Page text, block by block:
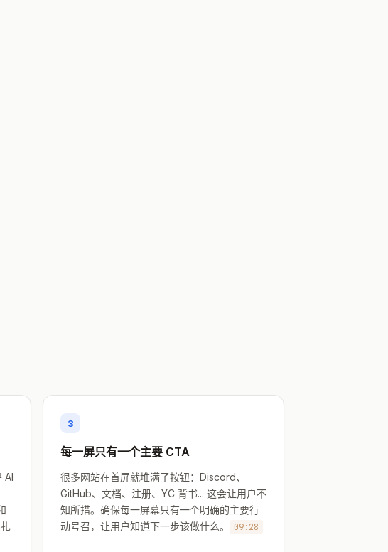
AI
3
每一屏只有一个主要 CTA
很多网站在首屏就堆满了按钮：Discord、
GitHub、文档、注册、YC 背书... 这会让用户不
知所措。确保每一屏幕只有一个明确的主要行
动号召，让用户知道下一步该做什么。
09:28